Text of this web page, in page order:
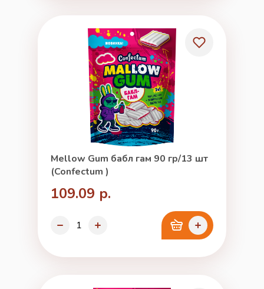
Mellow Gum бабл гам 90 гр/13 шт
(Confectum )
109.09 р.